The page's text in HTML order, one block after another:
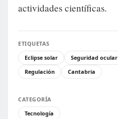
actividades científicas.
ETIQUETAS
Eclipse solar
Seguridad ocular
Regulación
Cantabria
CATEGORÍA
Tecnología